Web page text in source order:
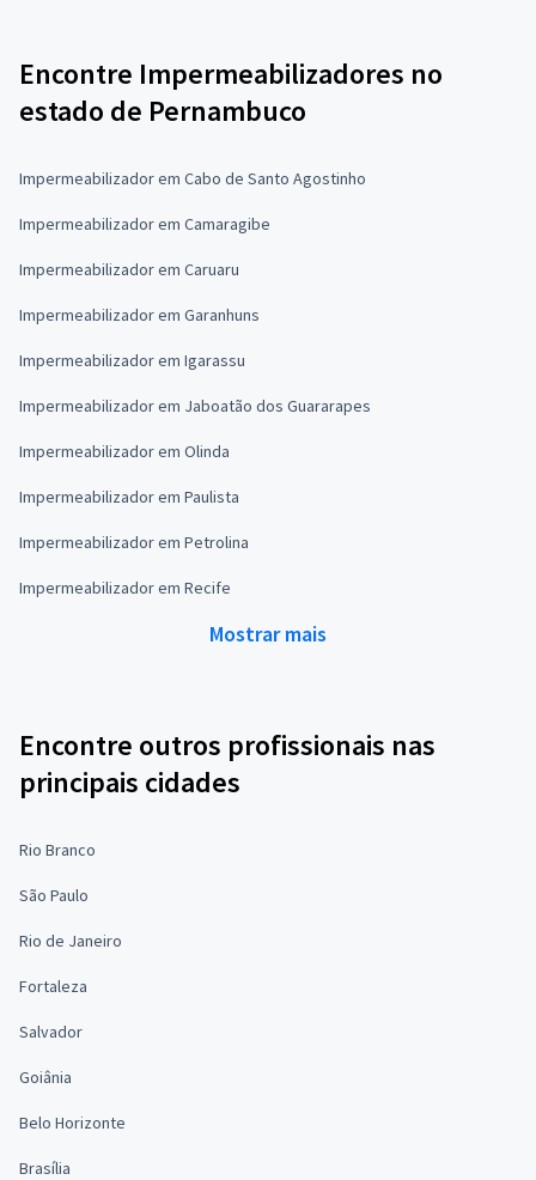
Encontre Impermeabilizadores no
estado de Pernambuco
Impermeabilizador em Cabo de Santo Agostinho
Impermeabilizador em Camaragibe
Impermeabilizador em Caruaru
Impermeabilizador em Garanhuns
Impermeabilizador em Igarassu
Impermeabilizador em Jaboatão dos Guararapes
Impermeabilizador em Olinda
Impermeabilizador em Paulista
Impermeabilizador em Petrolina
Impermeabilizador em Recife
Mostrar mais
Encontre outros profissionais nas
principais cidades
Rio Branco
São Paulo
Rio de Janeiro
Fortaleza
Salvador
Goiânia
Belo Horizonte
Brasília